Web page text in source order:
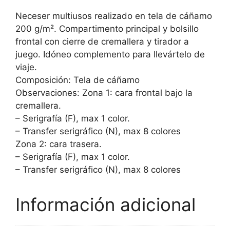
Neceser multiusos realizado en tela de cáñamo
200 g/m². Compartimento principal y bolsillo
frontal con cierre de cremallera y tirador a
juego. Idóneo complemento para llevártelo de
viaje.
Composición: Tela de cáñamo
Observaciones: Zona 1: cara frontal bajo la
cremallera.
– Serigrafía (F), max 1 color.
– Transfer serigráfico (N), max 8 colores
Zona 2: cara trasera.
– Serigrafía (F), max 1 color.
– Transfer serigráfico (N), max 8 colores
Información adicional